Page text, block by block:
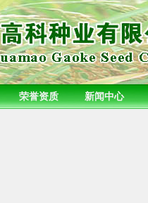
荣誉资质 新闻中心